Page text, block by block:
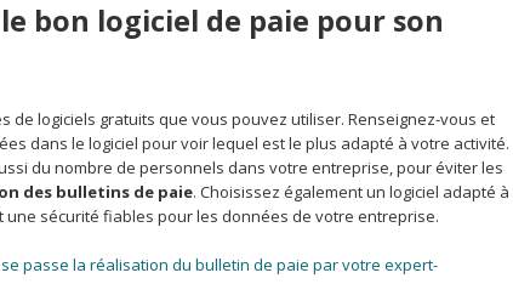
bon logiciel de paie pour son
de logiciels gratuits que vous pouvez utiliser. Renseignez-vous et
dans le logiciel pour voir lequel est le plus adapté à votre activité.
du nombre de personnels dans votre entreprise, pour éviter les
des bulletins de paie. Choisissez également un logiciel adapté à
une sécurité fiables pour les données de votre entreprise.
passe la réalisation du bulletin de paie par votre expert-